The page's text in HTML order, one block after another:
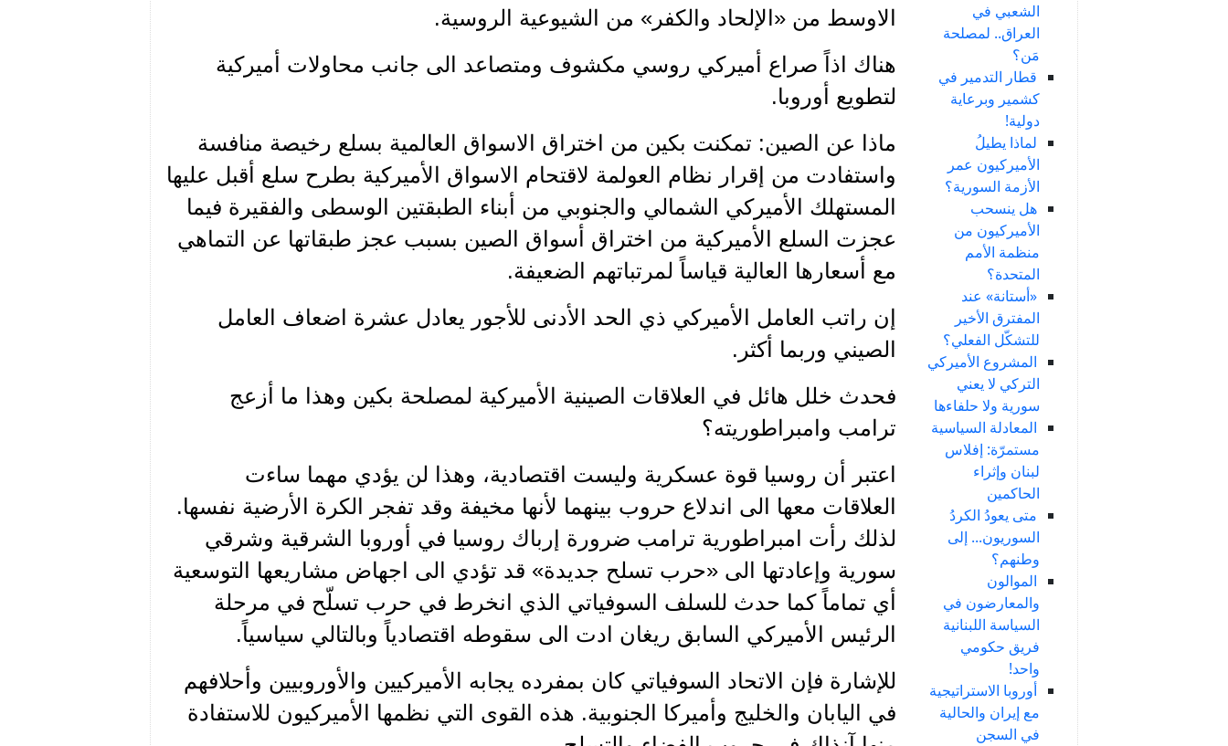
الشعبي في
العراق.. لمصلحة
مَن؟
قطار التدمير في
كشمير وبرعاية
دولية!
لماذا يطيلُ
الأميركيون عمر
الأزمة السورية؟
هل ينسحب
الأميركيون من
منظمة الأمم
المتحدة؟
«أستانة» عند
المفترق الأخير
للتشكّل الفعلي؟
المشروع الأميركي
التركي لا يعني
سورية ولا حلفاءها
المعادلة السياسية
مستمرّة: إفلاس
لبنان وإثراء
الحاكمين
متى يعودُ الكردُ
السوريون... إلى
وطنهم؟
الموالون
والمعارضون في
السياسة اللبنانية
فريق حكومي
واحد!
أوروبا الاستراتيجية
مع إيران والحالية
في السجن
الاوسط من «الإلحاد والكفر» من الشيوعية الروسية.
هناك اذاً صراع أميركي روسي مكشوف ومتصاعد الى جانب محاولات أميركية
لتطويع أوروبا.
ماذا عن الصين: تمكنت بكين من اختراق الاسواق العالمية بسلع رخيصة منافسة
واستفادت من إقرار نظام العولمة لاقتحام الاسواق الأميركية بطرح سلع أقبل عليها
المستهلك الأميركي الشمالي والجنوبي من أبناء الطبقتين الوسطى والفقيرة فيما
عجزت السلع الأميركية من اختراق أسواق الصين بسبب عجز طبقاتها عن التماهي
مع أسعارها العالية قياساً لمرتباتهم الضعيفة.
إن راتب العامل الأميركي ذي الحد الأدنى للأجور يعادل عشرة اضعاف العامل
الصيني وربما أكثر.
فحدث خلل هائل في العلاقات الصينية الأميركية لمصلحة بكين وهذا ما أزعج
ترامب وامبراطوريته؟
اعتبر أن روسيا قوة عسكرية وليست اقتصادية، وهذا لن يؤدي مهما ساءت
العلاقات معها الى اندلاع حروب بينهما لأنها مخيفة وقد تفجر الكرة الأرضية نفسها.
لذلك رأت امبراطورية ترامب ضرورة إرباك روسيا في أوروبا الشرقية وشرقي
سورية وإعادتها الى «حرب تسلح جديدة» قد تؤدي الى اجهاض مشاريعها التوسعية
أي تماماً كما حدث للسلف السوفياتي الذي انخرط في حرب تسلّح في مرحلة
الرئيس الأميركي السابق ريغان ادت الى سقوطه اقتصادياً وبالتالي سياسياً.
للإشارة فإن الاتحاد السوفياتي كان بمفرده يجابه الأميركيين والأوروبيين وأحلافهم
في اليابان والخليج وأميركا الجنوبية. هذه القوى التي نظمها الأميركيون للاستفادة